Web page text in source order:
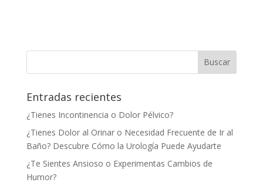
Entradas recientes
¿Tienes Incontinencia o Dolor Pélvico?
¿Tienes Dolor al Orinar o Necesidad Frecuente de Ir al
Baño? Descubre Cómo la Urología Puede Ayudarte
¿Te Sientes Ansioso o Experimentas Cambios de
Humor?